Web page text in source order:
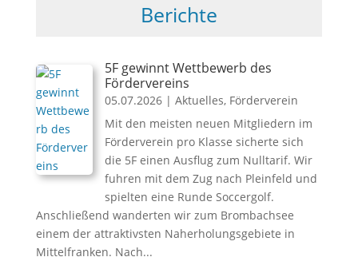
Berichte
5F gewinnt Wettbewerb des
Fördervereins
05.07.2026 |Aktuelles, Förderverein
Mit den meisten neuen Mitgliedern im
Förderverein pro Klasse sicherte sich
die 5F einen Ausflug zum Nulltarif. Wir
fuhren mit dem Zug nach Pleinfeld und
spielten eine Runde Soccergolf.
Anschließend wanderten wir zum Brombachsee
einem der attraktivsten Naherholungsgebiete in
Mittelfranken. Nach...